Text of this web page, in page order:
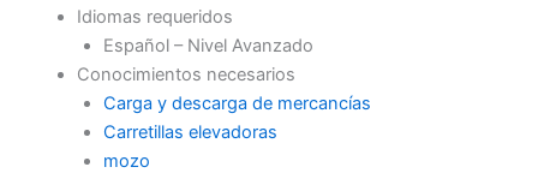
Idiomas requeridos
Español – Nivel Avanzado
Conocimientos necesarios
Carga y descarga de mercancías
Carretillas elevadoras
mozo